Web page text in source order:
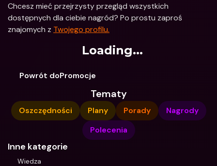
Chcesz mieć przejrzysty przegląd wszystkich
dostępnych dla ciebie nagród? Po prostu zaproś
znajomych z Twojego profilu.
Loading...
Powrót doPromocje
Tematy
Oszczędności Plany Porady
Nagrody
Polecenia
Inne kategorie
Wiedza